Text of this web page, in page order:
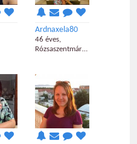
Ardnaxela80
46 éves,
Rózsaszentmárton